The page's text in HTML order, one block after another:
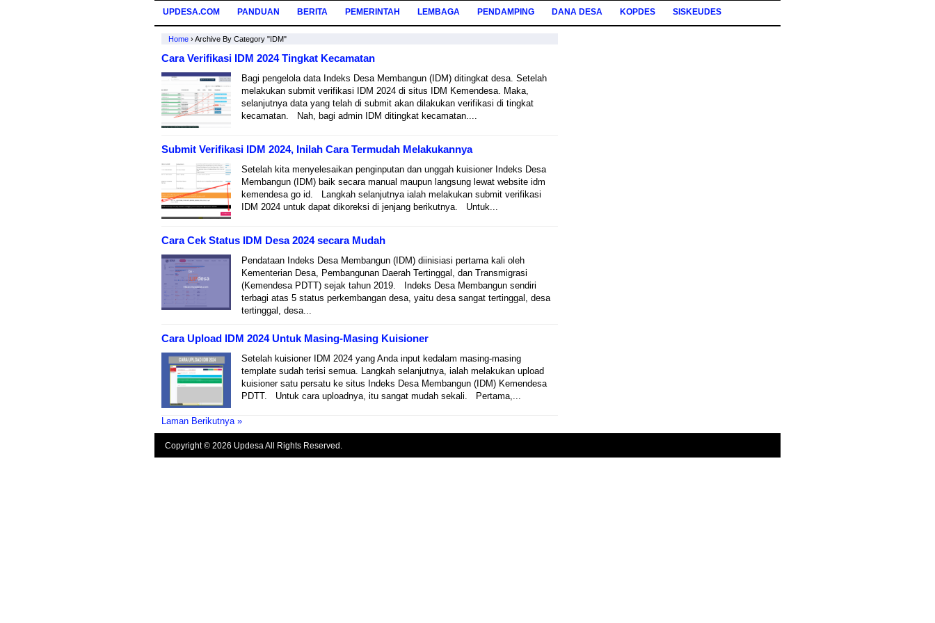
UPDESA.COM PANDUAN BERITA PEMERINTAH LEMBAGA PENDAMPING DANA DESA KOPDES SISKEUDES
Home ›Archive By Category "IDM"
Cara Verifikasi IDM 2024 Tingkat Kecamatan
Bagi pengelola data Indeks Desa Membangun (IDM) ditingkat desa. Setelah
melakukan submit verifikasi IDM 2024 di situs IDM Kemendesa. Maka,
selanjutnya data yang telah di submit akan dilakukan verifikasi di tingkat
kecamatan. Nah, bagi admin IDM ditingkat kecamatan....
Submit Verifikasi IDM 2024, Inilah Cara Termudah Melakukannya
Setelah kita menyelesaikan penginputan dan unggah kuisioner Indeks Desa
Membangun (IDM) baik secara manual maupun langsung lewat website idm
kemendesa go id. Langkah selanjutnya ialah melakukan submit verifikasi
IDM 2024 untuk dapat dikoreksi di jenjang berikutnya. Untuk...
Cara Cek Status IDM Desa 2024 secara Mudah
Pendataan Indeks Desa Membangun (IDM) diinisiasi pertama kali oleh
Kementerian Desa, Pembangunan Daerah Tertinggal, dan Transmigrasi
(Kemendesa PDTT) sejak tahun 2019. Indeks Desa Membangun sendiri
terbagi atas 5 status perkembangan desa, yaitu desa sangat tertinggal, desa
tertinggal, desa...
Cara Upload IDM 2024 Untuk Masing-Masing Kuisioner
Setelah kuisioner IDM 2024 yang Anda input kedalam masing-masing
template sudah terisi semua. Langkah selanjutnya, ialah melakukan upload
kuisioner satu persatu ke situs Indeks Desa Membangun (IDM) Kemendesa
PDTT. Untuk cara uploadnya, itu sangat mudah sekali. Pertama,...
Laman Berikutnya »
Copyright © 2026 Updesa All Rights Reserved.